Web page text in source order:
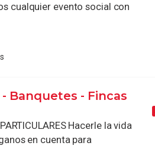
cualquier evento social con
Banquetes - Fincas
Hacerle la vida
en cuenta para